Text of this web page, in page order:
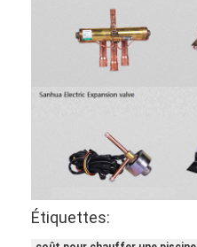
Étiquettes: